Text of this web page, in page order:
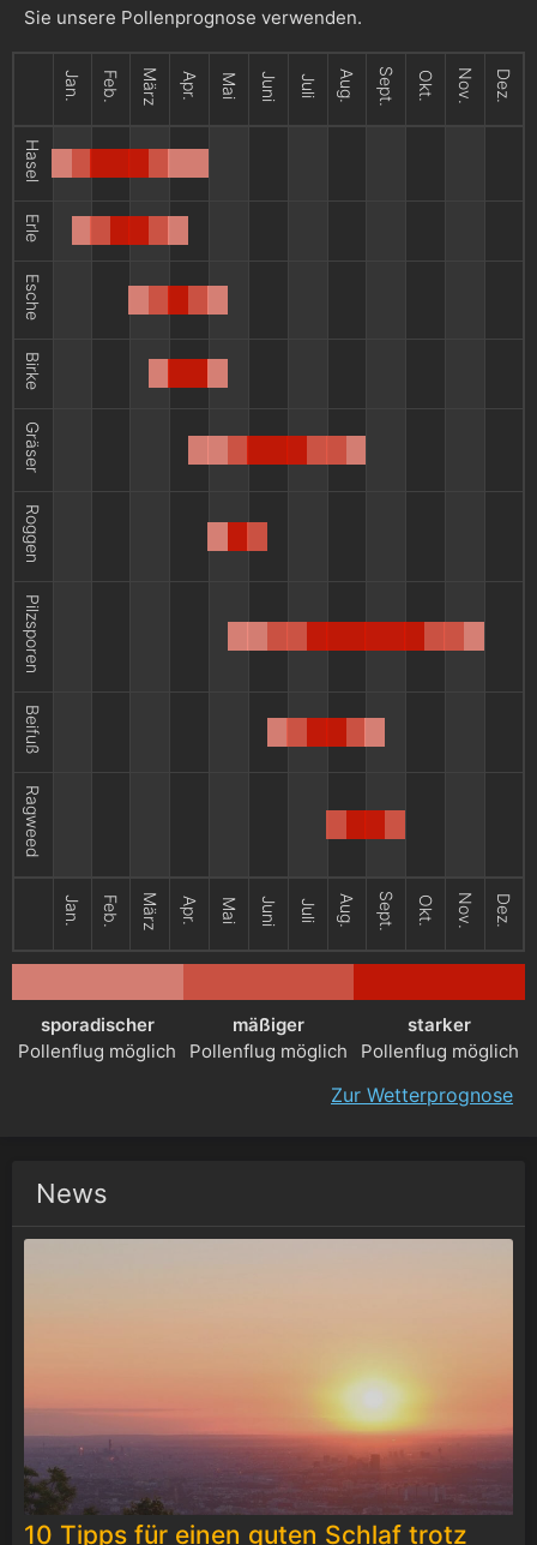
Sie unsere Pollenprognose verwenden.
Jan. Feb. März Apr. Mai Juni Juli Aug. Sept. Okt. Nov. Dez.
Jan. Feb. März Apr. Mai Juni Juli Aug. Sept. Okt. Nov. Dez.
Hasel
Erle
Esche
Birke
Gräser
Roggen
Pilzsporen
Beifuß
Ragweed
sporadischer
Pollenflug möglich
mäßiger
Pollenflug möglich
starker
Pollenflug möglich
Zur Wetterprognose
News
10 Tipps für einen guten Schlaf trotz